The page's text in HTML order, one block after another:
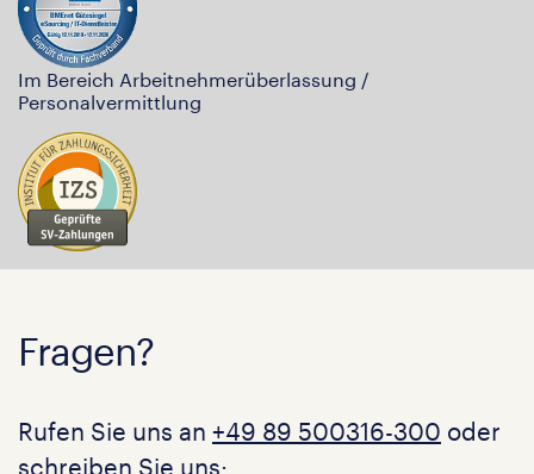
Im Bereich Arbeitnehmerüberlassung /
Personalvermittlung
Fragen?
Rufen Sie uns an +49 89 500316-300 oder
schreiben Sie uns: